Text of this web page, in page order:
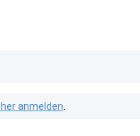
anmelden